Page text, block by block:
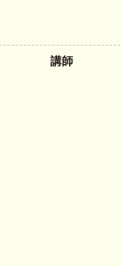
講師